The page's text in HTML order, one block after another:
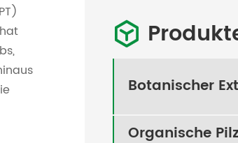

Botanischer
Organische